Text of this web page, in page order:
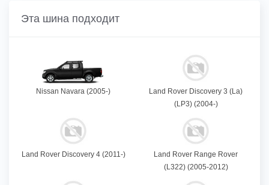
Эта шина подходит
Nissan Navara (2005-)
Land Rover Discovery 3 (La)
(LP3) (2004-)
Land Rover Discovery 4 (2011-)
Land Rover Range Rover
(L322) (2005-2012)